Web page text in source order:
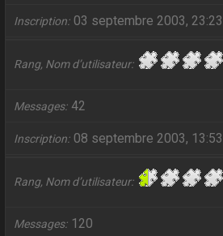
Inscription 03 septembre 2003, 23:23
Rang, Nom d’utilisateur
Messages 42
Inscription 08 septembre 2003, 13:53
Rang, Nom d’utilisateur
Messages 120